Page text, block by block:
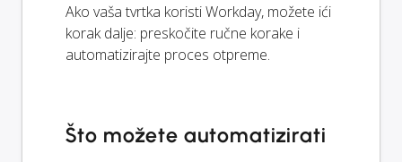
Ako vaša tvrtka koristi Workday, možete ići
korak dalje: preskočite ručne korake i
automatizirajte proces otpreme.
Što možete automatizirati